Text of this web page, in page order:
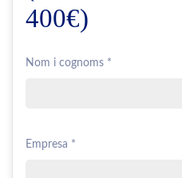
400€)
Nom i cognoms *
Empresa *